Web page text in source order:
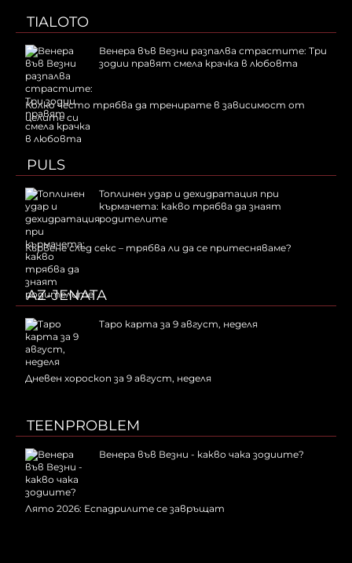
TIALOTO
Венера във Везни разпалва страстите: Три
зодии правят смела крачка в любовта
Колко често трябва да тренирате в зависимост от
целите си
PULS
Топлинен удар и дехидратация при
кърмачета: какво трябва да знаят
родителите
Кървене след секс – трябва ли да се притесняваме?
AZ-JENATA
Таро карта за 9 август, неделя
Дневен хороскоп за 9 август, неделя
TEENPROBLEM
Венера във Везни - какво чака зодиите?
Лято 2026: Еспадрилите се завръщат